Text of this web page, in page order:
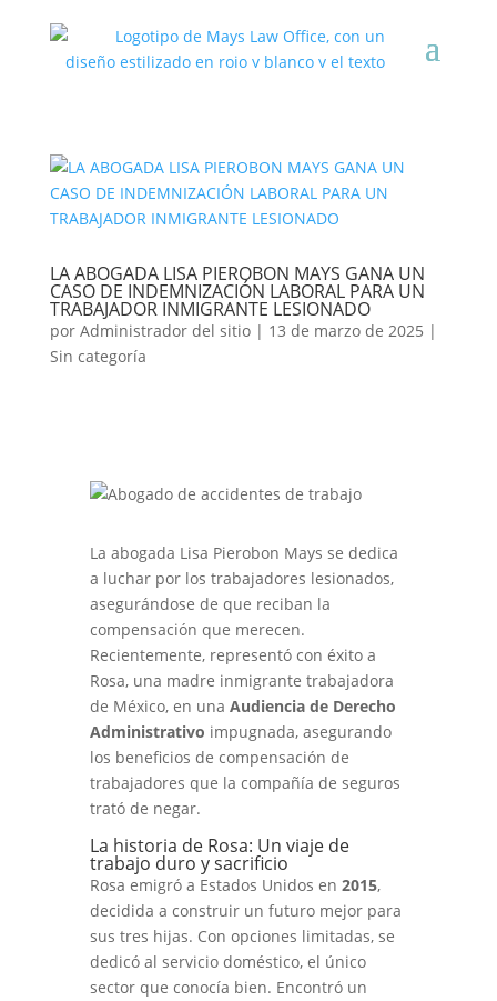
LA ABOGADA LISA PIEROBON MAYS GANA UN
CASO DE INDEMNIZACIÓN LABORAL PARA UN
TRABAJADOR INMIGRANTE LESIONADO
por Administrador del sitio| 13 de marzo de 2025 |
Sin categoría
La abogada Lisa Pierobon Mays se dedica
a luchar por los trabajadores lesionados,
asegurándose de que reciban la
compensación que merecen.
Recientemente, representó con éxito a
Rosa, una madre inmigrante trabajadora
de México, en una Audiencia de Derecho
Administrativo impugnada, asegurando
los beneficios de compensación de
trabajadores que la compañía de seguros
trató de negar.
La historia de Rosa: Un viaje de
trabajo duro y sacrificio
Rosa emigró a Estados Unidos en 2015,
decidida a construir un futuro mejor para
sus tres hijas. Con opciones limitadas, se
dedicó al servicio doméstico, el único
sector que conocía bien. Encontró un